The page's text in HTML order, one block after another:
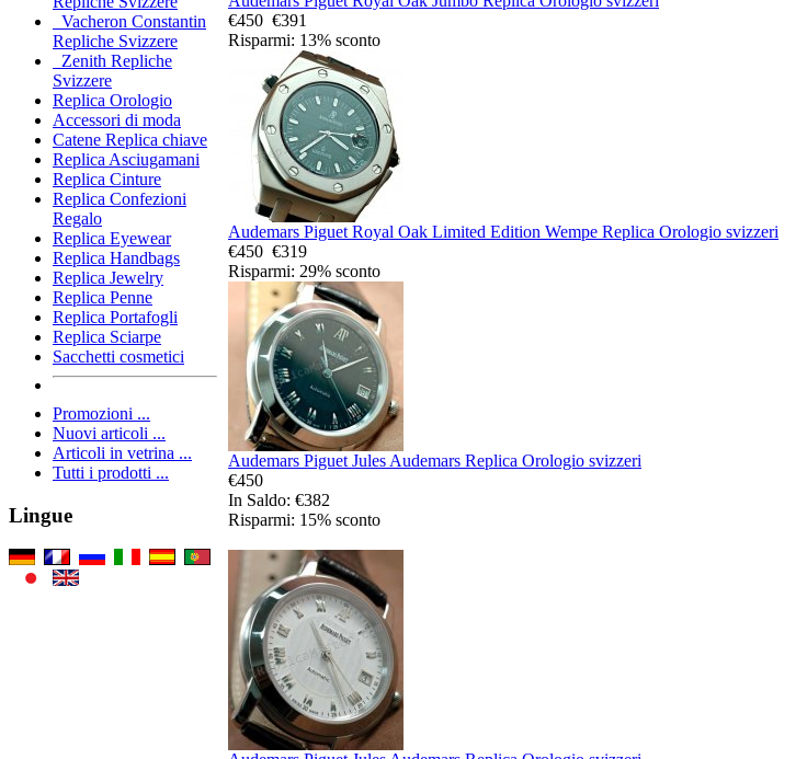
Vacheron Constantin
Repliche Svizzere
Zenith Repliche
Svizzere
Replica Orologio
Accessori di moda
Catene Replica chiave
Replica Asciugamani
Replica Cinture
Replica Confezioni
Regalo
Replica Eyewear
Replica Handbags
Replica Jewelry
Replica Penne
Replica Portafogli
Replica Sciarpe
Sacchetti cosmetici
Promozioni ...
Nuovi articoli ...
Articoli in vetrina ...
Tutti i prodotti ...
Lingue
€450 €391
Risparmi: 13% sconto
Audemars Piguet Royal Oak Limited Edition Wempe Replica Orologio svizzeri
€450 €319
Risparmi: 29% sconto
Audemars Piguet Jules Audemars Replica Orologio svizzeri
€450
In Saldo: €382
Risparmi: 15% sconto